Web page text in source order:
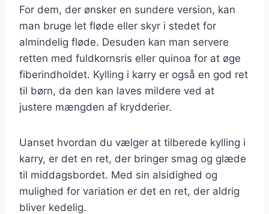
For dem, der ønsker en sundere version, kan
man bruge let fløde eller skyr i stedet for
almindelig fløde. Desuden kan man servere
retten med fuldkornsris eller quinoa for at øge
fiberindholdet. Kylling i karry er også en god ret
til børn, da den kan laves mildere ved at
justere mængden af krydderier.
Uanset hvordan du vælger at tilberede kylling i
karry, er det en ret, der bringer smag og glæde
til middagsbordet. Med sin alsidighed og
mulighed for variation er det en ret, der aldrig
bliver kedelig.